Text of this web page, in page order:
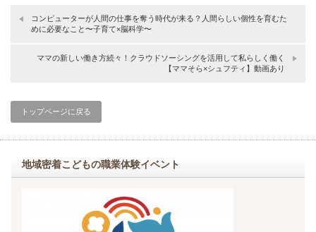
コンピューターが人間の仕事を奪う時代が来る？人間らしい個性を育むた
めに必要なこと〜子育て×脳科学〜
ママの新しい働き方続々！クラウドソーシングを活用して私らしく働く
【ママそら×シュフティ】動画あり
トップページに戻る
地域密着こどもの職業体験イベント